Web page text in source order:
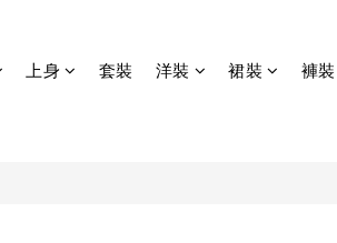
上身 套裝 洋裝 裙裝 褲裝